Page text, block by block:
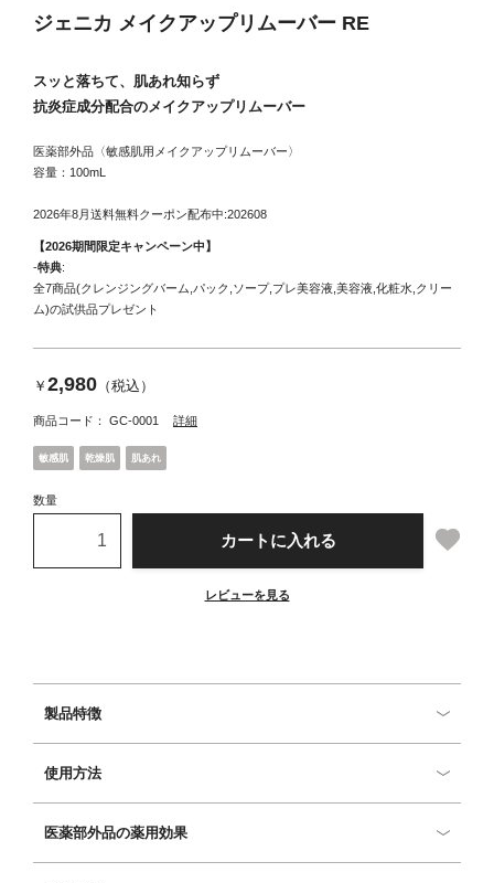
ジェニカ メイクアップリムーバー RE
スッと落ちて、肌あれ知らず
抗炎症成分配合のメイクアップリムーバー
医薬部外品〈敏感肌用メイクアップリムーバー〉
容量：100mL
2026年8月送料無料クーポン配布中:202608
【2026期間限定キャンペーン中】
-特典:
全7商品(クレンジングバーム,パック,ソープ,プレ美容液,美容液,化粧水,クリー
ム)の試供品プレゼント
￥ 2,980 （税込）
商品コード： GC-0001 詳細
敏感肌 乾燥肌 肌あれ
数量
カートに入れる
レビューを見る
製品特徴
使用方法
医薬部外品の薬用効果